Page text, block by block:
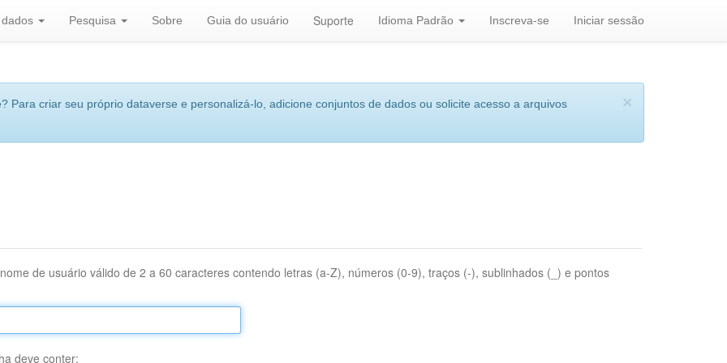
Pesquisa Sobre Guia do usuário Suporte Idioma Padrão Inscreva-se Iniciar sessão
×
Para criar seu próprio dataverse e personalizá-lo, adicione conjuntos de dados ou solicite acesso a arquivos
de usuário válido de 2 a 60 caracteres contendo letras (a-Z), números (0-9), traços (-), sublinhados (_) e pontos
deve conter: